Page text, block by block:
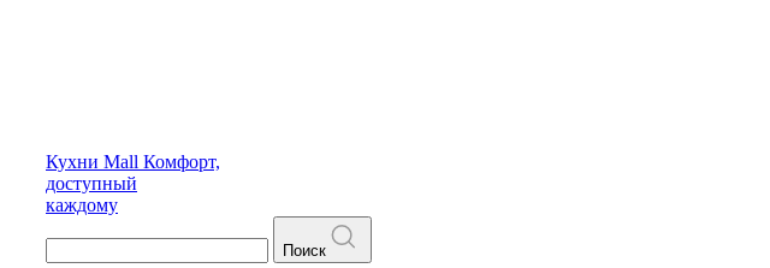
Кухни Mall Комфорт,
доступный
каждому
Поиск